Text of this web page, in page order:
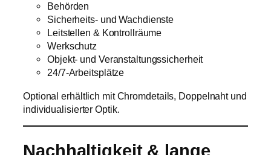
Behörden
Sicherheits- und Wachdienste
Leitstellen & Kontrollräume
Werkschutz
Objekt- und Veranstaltungssicherheit
24/7-Arbeitsplätze
Optional erhältlich mit Chromdetails, Doppelnaht und
individualisierter Optik.
Nachhaltigkeit & lange